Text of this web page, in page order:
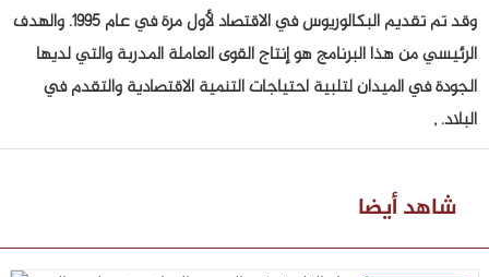
وقد تم تقديم البكالوريوس في الاقتصاد لأول مرة في عام 1995. والهدف
الرئيسي من هذا البرنامج هو إنتاج القوى العاملة المدربة والتي لديها
الجودة في الميدان لتلبية احتياجات التنمية الاقتصادية والتقدم في
البلاد. ,
شاهد أيضا